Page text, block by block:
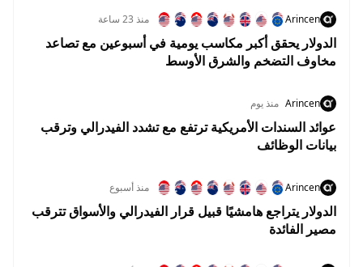
Arincen منذ 23 ساعة
الدولار يحقق أكبر مكاسب يومية في أسبوعين مع تصاعد
مخاوف التضخم والشرق الأوسط
Arincen منذ يوم
عوائد السندات الأمريكية ترتفع مع تشدد الفيدرالي وترقب
بيانات الوظائف
Arincen منذ أسبوع
الدولار يتراجع هامشيًا قبيل قرار الفيدرالي والأسواق تترقب
مصير الفائدة